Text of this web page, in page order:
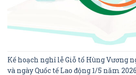
Kế hoạch nghỉ lễ Giỗ tổ Hùng Vương
và ngày Quốc tế Lao động 1/5 năm 2026